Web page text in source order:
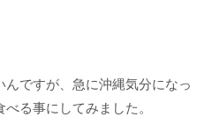
ですが、急に沖縄気分になっ
る事にしてみました。